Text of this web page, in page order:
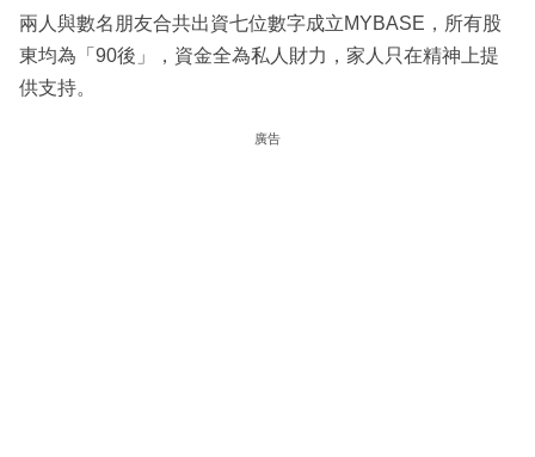
兩人與數名朋友合共出資七位數字成立MYBASE，所有股
東均為「90後」，資金全為私人財力，家人只在精神上提
供支持。
廣告